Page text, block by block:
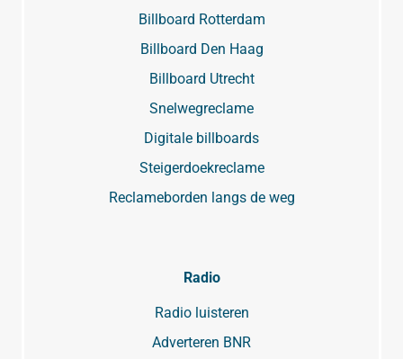
Billboard Rotterdam
Billboard Den Haag
Billboard Utrecht
Snelwegreclame
Digitale billboards
Steigerdoekreclame
Reclameborden langs de weg
Radio
Radio luisteren
Adverteren BNR